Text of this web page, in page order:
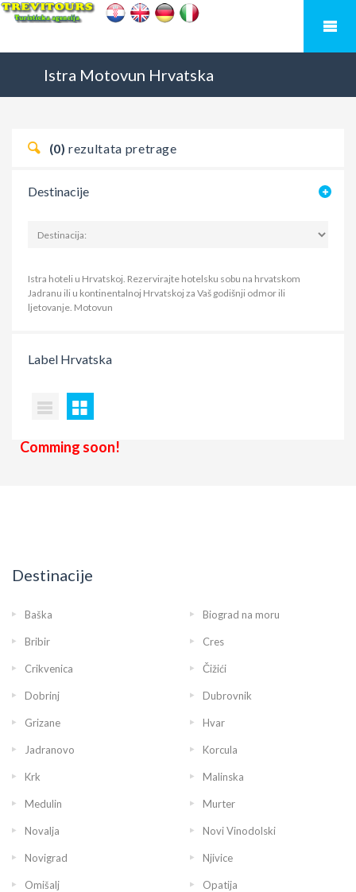
Istra Motovun Hrvatska
(0) rezultata pretrage
Destinacije
Istra hoteli u Hrvatskoj. Rezervirajte hotelsku sobu na hrvatskom
Jadranu ili u kontinentalnoj Hrvatskoj za Vaš godišnji odmor ili
ljetovanje. Motovun
Label Hrvatska
Comming soon!
Destinacije
Baška Biograd na moru
Bribir Cres
Crikvenica Čižići
Dobrinj Dubrovnik
Grizane Hvar
Jadranovo Korcula
Krk Malinska
Medulin Murter
Novalja Novi Vinodolski
Novigrad Njivice
Omišalj Opatija